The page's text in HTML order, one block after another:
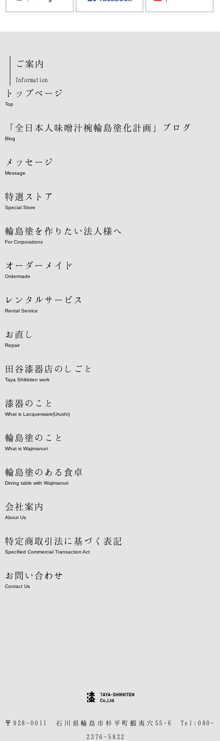
ご案内
Information
トップページ
Top
「全日本人味噌汁椀輪島塗化計画」ブログ
Blog
メッセージ
Message
特選ストア
Special Store
輪島塗を作りたい法人様へ
For Corporations
オーダーメイド
Ordermade
レンタルサービス
Rental Service
お直し
Repair
田谷漆器店のしごと
Taya Shikkiten work
漆器のこと
What is Lacquerware(Urushi)
輪島塗のこと
What is Wajimanuri
輪島塗のある食卓
Dining table with Wajimanuri
会社案内
About Us
特定商取引法に基づく表記
Specified Commercial Transaction Act
お問い合わせ
Contact Us
〒928-0011 石川県輪島市杉平町蝦夷穴55-6 Tel:080-
2376-5822